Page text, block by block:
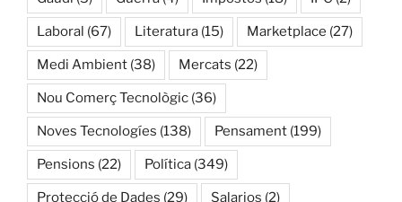
Laboral (67) Literatura (15) Marketplace (27)
Medi Ambient (38) Mercats (22)
Nou Comerç Tecnològic (36)
Noves Tecnologíes (138) Pensament (199)
Pensions (22) Política (349)
Protecció de Dades (29) Salarios (2)